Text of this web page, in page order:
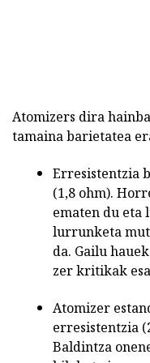
Atomizers dira
tamaina barietatea
Erresistentzia
(1,8 ohm).
ematen du eta
lurrunketa
da. Gailu
zer kritikak
Atomizer
erresistentzia
Baldintza